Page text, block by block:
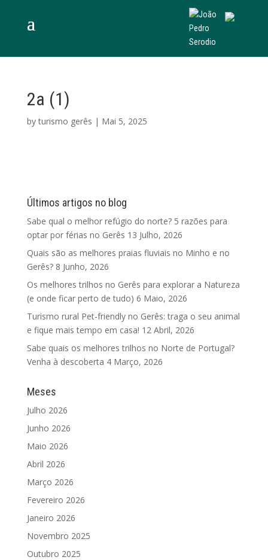
2a (1)
byturismo gerês | Mai 5, 2025
Últimos artigos no blog
Sabe qual o melhor refúgio do norte? 5 razões para
optar por férias no Gerês 13 Julho, 2026
Quais são as melhores praias fluviais no Minho e no
Gerês? 8 Junho, 2026
Os melhores trilhos no Gerês para explorar a Natureza
(e onde ficar perto de tudo) 6 Maio, 2026
Turismo rural Pet-friendly no Gerês: traga o seu animal
e fique mais tempo em casa! 12 Abril, 2026
Sabe quais os melhores trilhos no Norte de Portugal?
Venha à descoberta 4 Março, 2026
Meses
Julho 2026
Junho 2026
Maio 2026
Abril 2026
Março 2026
Fevereiro 2026
Janeiro 2026
Novembro 2025
Outubro 2025